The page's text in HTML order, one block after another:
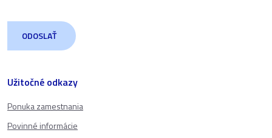
Užitočné odkazy
Ponuka zamestnania
Povinné informácie